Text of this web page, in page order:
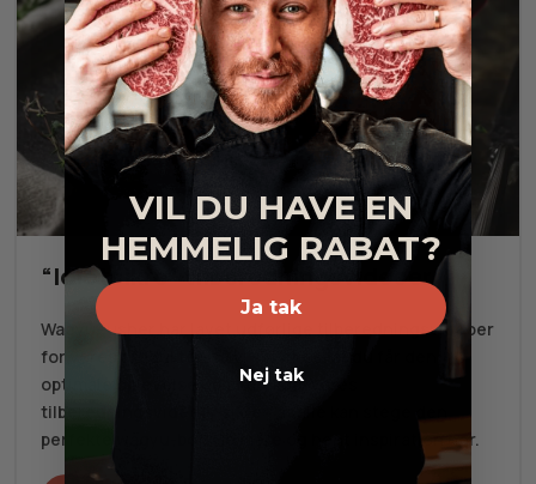
“Idiotsikre” tilberedningsvideoer
WagyuPusher har lavet udførlige tilberedningsvideoer
for vores produkter, så vi sikrer os, at du får den
optimale oplevelse ud af dit køb. Vores
tilberedningsvideoer sikrer, at alle kan stege den
perfekte wagyu-bøf! Se mere og hent inspiration her.
VIL DU HAVE EN
HEMMELIG RABAT?
Ja tak
Nej tak